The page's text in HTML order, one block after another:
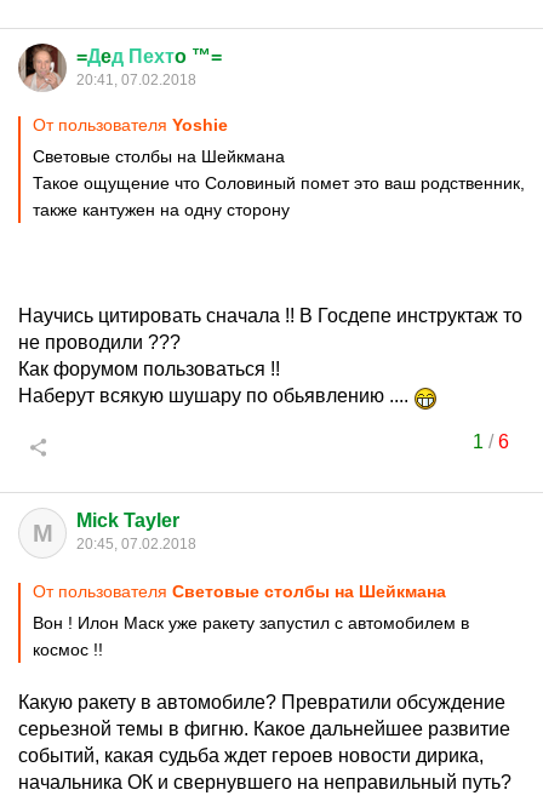
=Дeд Пехтo ™=
20:41, 07.02.2018
От пользователя Yoshie
Cветoвыe стoлбы на Шейкмана
Такое ощущение что Соловиный помет это ваш родственник,
также кантужен на одну сторону
Научись цитировать сначала !! В Госдепе инструктаж то
не проводили ???
Как форумом пользоваться !!
Наберут всякую шушару по обьявлению ....
1 /6
M Mick Tayler
20:45, 07.02.2018
От пользователя Cветoвыe стoлбы на Шейкмана
Вон ! Илон Маск уже ракету запустил с автомобилем в
космос !!
Какую ракету в автомобиле? Превратили обсуждение
серьезной темы в фигню. Какое дальнейшее развитие
событий, какая судьба ждет героев новости дирика,
начальника ОК и свернувшего на неправильный путь?